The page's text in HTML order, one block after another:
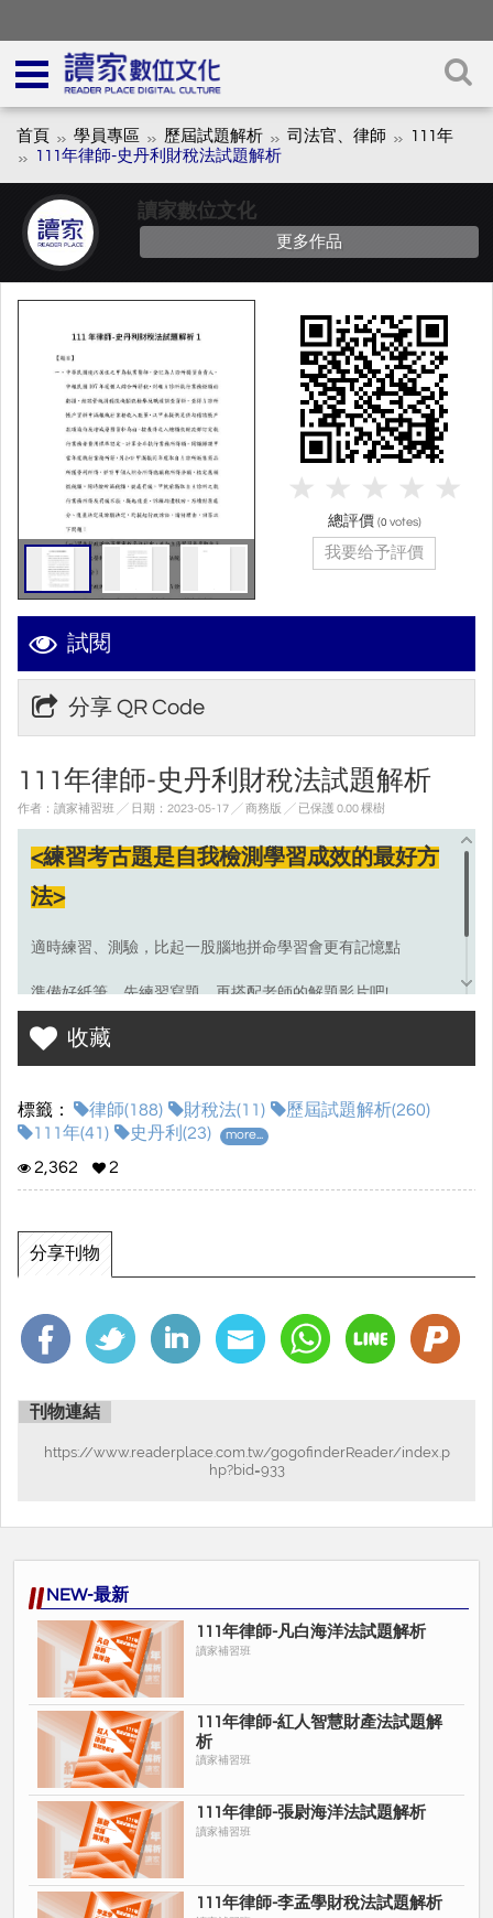
首頁 學員專區 歷屆試題解析 司法官、律師
111年
111年律師-史丹利財稅法試題解析
讀家數位文化
更多作品
試閱
分享 QR Code
111年律師-史丹利財稅法試題解析
作者：讀家補習班 ╱ 日期：2023-05-17 ╱ 商務版 ╱ 已保護 0.00 棵樹
<練習考古題是自我檢測學習成效的最好方
法>
適時練習、測驗，比起一股腦地拼命學習會更有記憶點
準備好紙筆，先練習寫題，再搭配老師的解題影片吧!
考選部試題連結☞
收藏
標籤： 律師(188) 財稅法(11)
歷屆試題解析(260)
111年(41)
史丹利(23) more...
2,362 2
分享刊物
刊物連結
https://www.readerplace.com.tw/gogofinderReader/index.p
hp?bid=933
總評價 (0 votes)
我要给予評價
NEW-最新
111年律師-凡白海洋法試題解析
讀家補習班
111年律師-紅人智慧財產法試題解
析
讀家補習班
111年律師-張尉海洋法試題解析
讀家補習班
111年律師-李孟學財稅法試題解析